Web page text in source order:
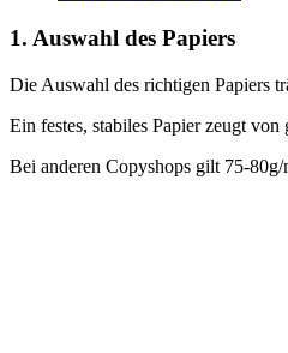
1. Auswahl des Papiers
Die Auswahl des richtigen Papiers
Ein festes, stabiles Papier zeugt
Bei anderen Copyshops gilt 75-80g/